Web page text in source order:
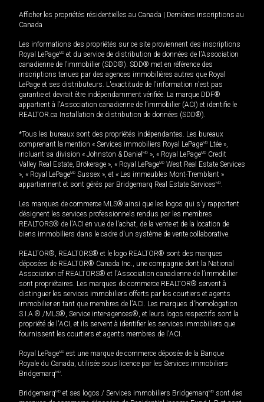
Afficher les propriétés résidentielles au Canada | Dernières inscriptions au
Canada
Les informations des propriétés sur ce site proviennent des inscriptions
Royal LePageMD et du service de distribution de données de l'Association
canadienne de l’immobilier (SDD®). SDD® met en référence des
inscriptions tenues par des agences immobilières autres que Royal
LePage et ses distributeurs. L'exactitude de l'information n'est pas
garantie et devrait être indépendamment vérifiée. La marque DDF®
appartient à l'Association canadienne de l’immobilier (ACI) et identifie le
REALTOR.ca Installation de distribution de données (SDD®).
*Tous les bureaux sont des propriétés indépendantes. Les bureaux
comprenant la mention « Services immobiliers Royal LePageMD Ltée »,
incluant sa division « Johnston & Daniel MD », « Royal LePageMD Credit
Valley Real Estate, Brokerage », « Royal LePageMD West Real Estate Services
», « Royal LePageMD Sussex », et « Les immeubles Mont-Tremblant »
appartiennent et sont gérés par Bridgemarq Real Estate ServicesMD
Les marques de commerce MLS® ainsi que les logos qui s'y rapportent
désignent les services professionnels rendus par les membres
REALTORS® de l'ACI en vue de l'achat, de la vente et de la location de
biens immobiliers dans le cadre d'un système de vente collaborative.
REALTOR®, REALTORS® et le logo REALTOR® sont des marques
déposées de REALTOR® Canada Inc., une compagnie dont la National
Association of REALTORS® et l'Association canadienne de l’immobilier
sont propriétaires. Les marques de commerce REALTOR® servent à
distinguer les services immobiliers offerts par les courtiers et agents
immobilier en tant que membres de l'ACI. Les marques d'homologation
S.I.A.® /MLS®, Service inter-agences®, et leurs logos respectifs sont la
propriété de l'ACI, et ils servent à identifier les services immobiliers que
fournissent les courtiers et agents membres de l'ACI.
Royal LePageMD est une marque de commerce déposée de la Banque
Royale du Canada, utilisée sous licence par les Services immobiliers
BridgemarqMD
BridgemarqMD et ses logos / Services immobiliers BridgemarqMD sont des